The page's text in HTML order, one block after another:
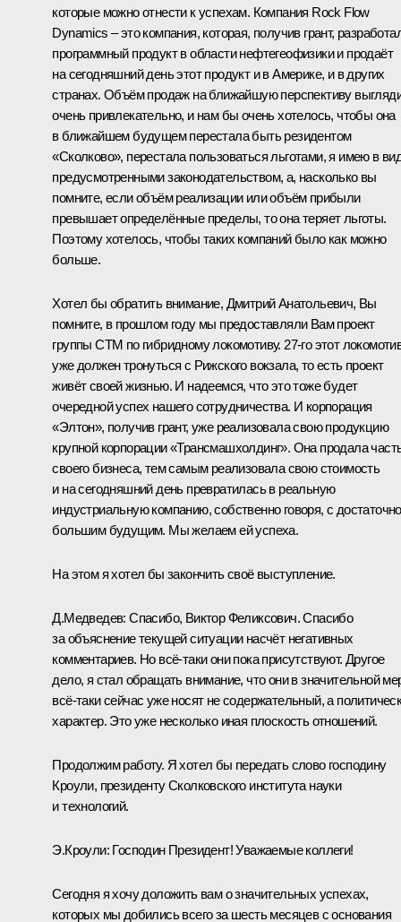
которые можно отнести к успехам. Компания Rock Flow
Dynamics – это компания, которая, получив грант,
программный продукт в области нефтегеофизики и продаёт
на сегодняшний день этот продукт и в Америке, и в других
странах. Объём продаж на ближайшую перспективу
очень привлекательно, и нам бы очень хотелось, чтобы она
в ближайшем будущем перестала быть резидентом
«Сколково», перестала пользоваться льготами, я имею в
предусмотренными законодательством, а, насколько вы
помните, если объём реализации или объём прибыли
превышает определённые пределы, то она теряет льготы.
Поэтому хотелось, чтобы таких компаний было как можно
больше.
Хотел бы обратить внимание, Дмитрий Анатольевич, Вы
помните, в прошлом году мы предоставляли Вам проект
группы СТМ по гибридному локомотиву. 27-го этот
уже должен тронуться с Рижского вокзала, то есть проект
живёт своей жизнью. И надеемся, что это тоже будет
очередной успех нашего сотрудничества. И корпорация
«Элтон», получив грант, уже реализовала свою продукцию
крупной корпорации «Трансмашхолдинг». Она продала
своего бизнеса, тем самым реализовала свою стоимость
и на сегодняшний день превратилась в реальную
индустриальную компанию, собственно говоря, с достаточно
большим будущим. Мы желаем ей успеха.
На этом я хотел бы закончить своё выступление.
Д.Медведев: Спасибо, Виктор Феликсович. Спасибо
за объяснение текущей ситуации насчёт негативных
комментариев. Но всё‑таки они пока присутствуют. Другое
дело, я стал обращать внимание, что они в значительной
всё‑таки сейчас уже носят не содержательный, а
характер. Это уже несколько иная плоскость отношений.
Продолжим работу. Я хотел бы передать слово господину
Кроули, президенту Сколковского института науки
и технологий.
Э.Кроули: Господин Президент! Уважаемые коллеги!
Сегодня я хочу доложить вам о значительных успехах,
которых мы добились всего за шесть месяцев с основания